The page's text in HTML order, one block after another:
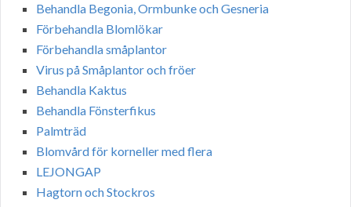
Behandla Begonia, Ormbunke och Gesneria
Förbehandla Blomlökar
Förbehandla småplantor
Virus på Småplantor och fröer
Behandla Kaktus
Behandla Fönsterfikus
Palmträd
Blomvård för korneller med flera
LEJONGAP
Hagtorn och Stockros